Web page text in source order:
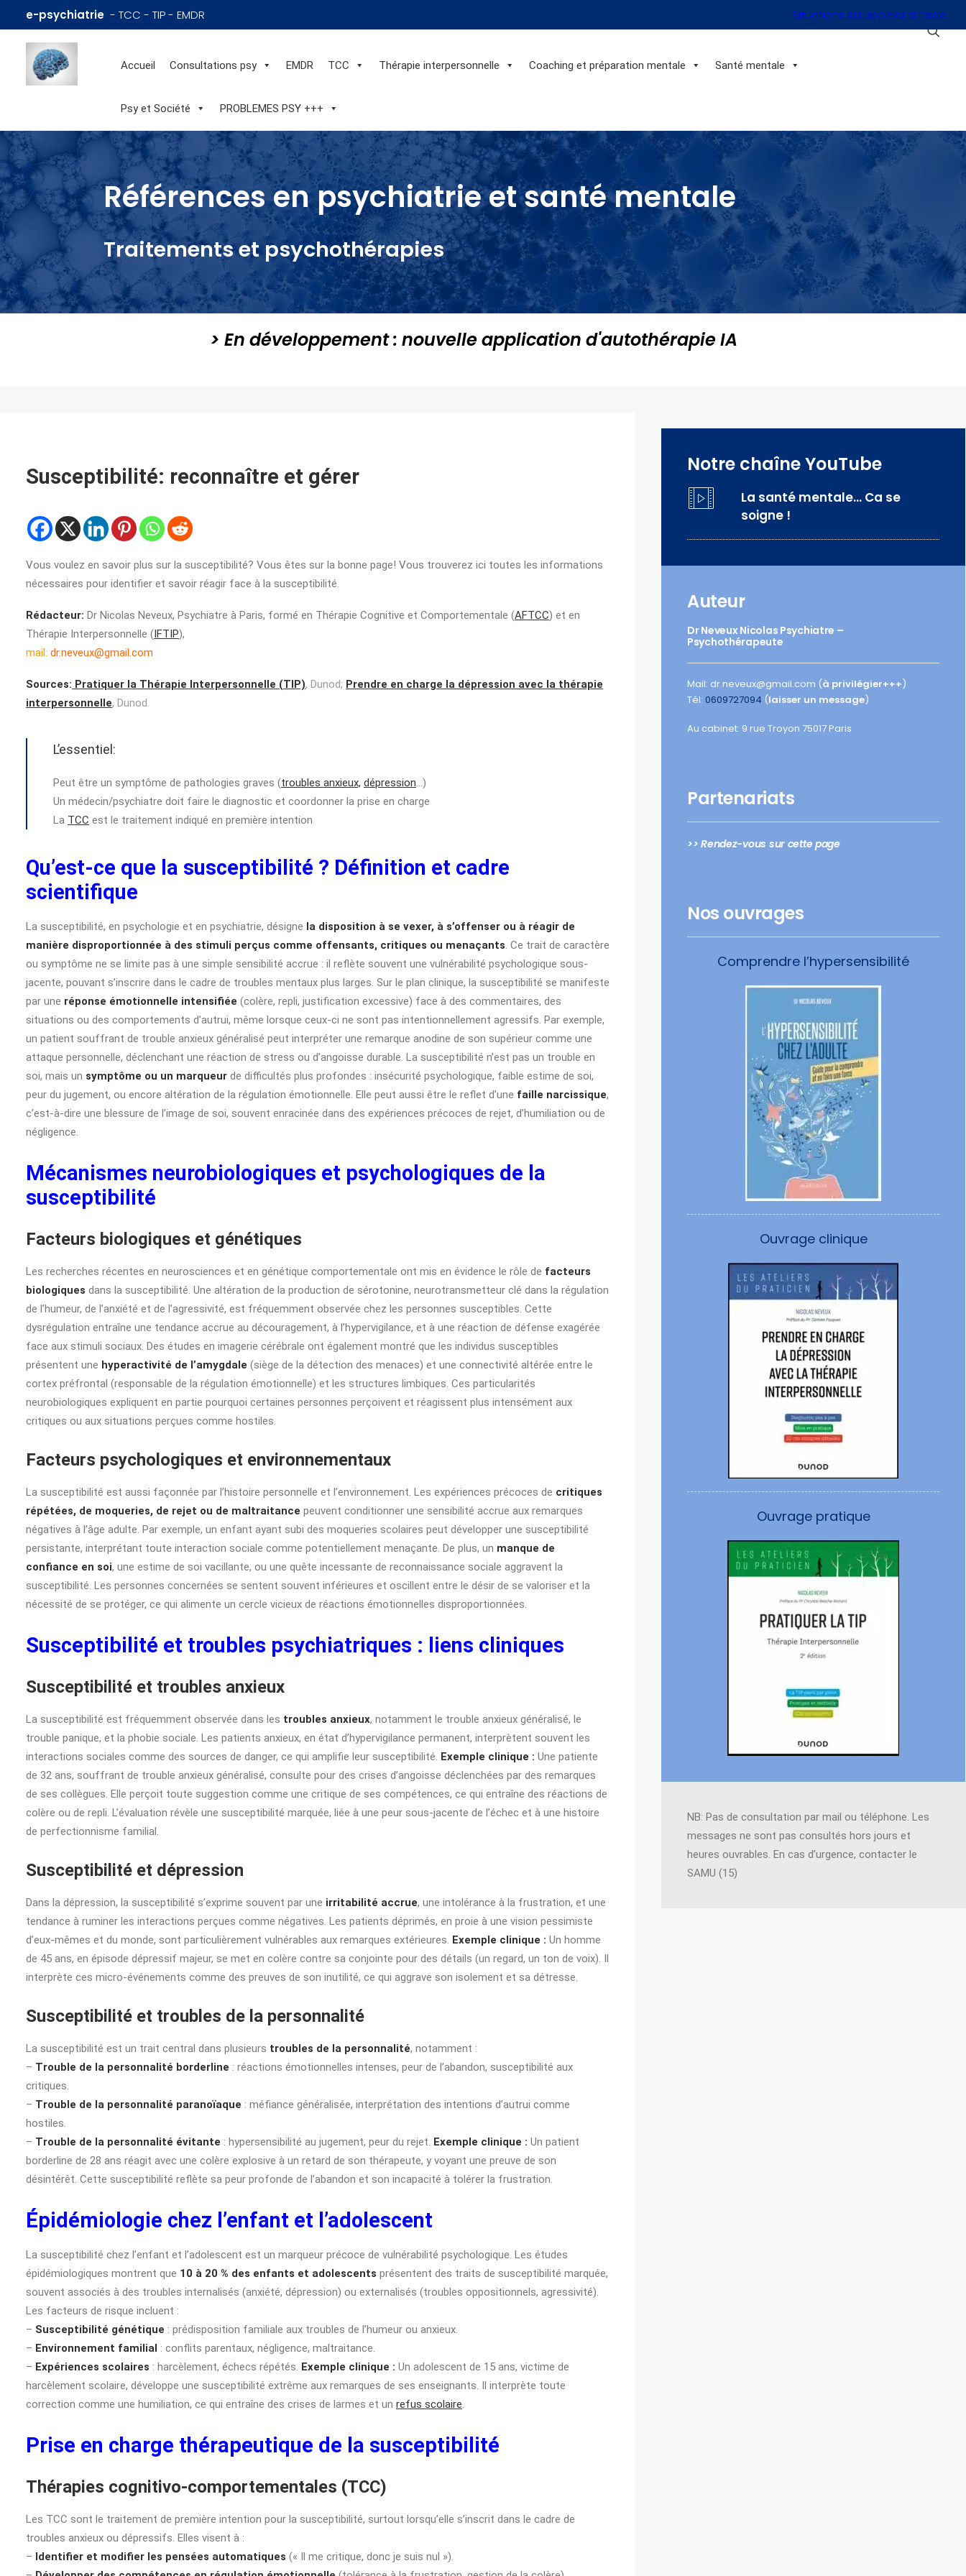
e-psychiatrie - TCC - TIP - EMDR Situations où appeler à l’aide
Accueil Consultations psy EMDR TCC Thérapie interpersonnelle Coaching et préparation mentale Santé mentale
Psy et Société PROBLEMES PSY +++
Références en psychiatrie et santé mentale
Traitements et psychothérapies
> En développement : nouvelle application d'autothérapie IA
Susceptibilité: reconnaître et gérer
Vous voulez en savoir plus sur la susceptibilité? Vous êtes sur la bonne page! Vous trouverez ici toutes les informations
nécessaires pour identifier et savoir réagir face à la susceptibilité.
Rédacteur: Dr Nicolas Neveux, Psychiatre à Paris, formé en Thérapie Cognitive et Comportementale (AFTCC) et en
Thérapie Interpersonnelle (IFTIP),
mail: dr.neveux@gmail.com
Sources: Pratiquer la Thérapie Interpersonnelle (TIP), Dunod; Prendre en charge la dépression avec la thérapie
interpersonnelle, Dunod.
L’essentiel:
Peut être un symptôme de pathologies graves (troubles anxieux, dépression…)
Un médecin/psychiatre doit faire le diagnostic et coordonner la prise en charge
La TCC est le traitement indiqué en première intention
Qu’est-ce que la susceptibilité ? Définition et cadre
scientifique
La susceptibilité, en psychologie et en psychiatrie, désigne la disposition à se vexer, à s’offenser ou à réagir de
manière disproportionnée à des stimuli perçus comme offensants, critiques ou menaçants. Ce trait de caractère
ou symptôme ne se limite pas à une simple sensibilité accrue : il reflète souvent une vulnérabilité psychologique sous-
jacente, pouvant s’inscrire dans le cadre de troubles mentaux plus larges. Sur le plan clinique, la susceptibilité se manifeste
par une réponse émotionnelle intensifiée (colère, repli, justification excessive) face à des commentaires, des
situations ou des comportements d’autrui, même lorsque ceux-ci ne sont pas intentionnellement agressifs. Par exemple,
un patient souffrant de trouble anxieux généralisé peut interpréter une remarque anodine de son supérieur comme une
attaque personnelle, déclenchant une réaction de stress ou d’angoisse durable. La susceptibilité n’est pas un trouble en
soi, mais un symptôme ou un marqueur de difficultés plus profondes : insécurité psychologique, faible estime de soi,
peur du jugement, ou encore altération de la régulation émotionnelle. Elle peut aussi être le reflet d’une faille narcissique,
c’est-à-dire une blessure de l’image de soi, souvent enracinée dans des expériences précoces de rejet, d’humiliation ou de
négligence.
Mécanismes neurobiologiques et psychologiques de la
susceptibilité
Facteurs biologiques et génétiques
Les recherches récentes en neurosciences et en génétique comportementale ont mis en évidence le rôle de facteurs
biologiques dans la susceptibilité. Une altération de la production de sérotonine, neurotransmetteur clé dans la régulation
de l’humeur, de l’anxiété et de l’agressivité, est fréquemment observée chez les personnes susceptibles. Cette
dysrégulation entraîne une tendance accrue au découragement, à l’hypervigilance, et à une réaction de défense exagérée
face aux stimuli sociaux. Des études en imagerie cérébrale ont également montré que les individus susceptibles
présentent une hyperactivité de l’amygdale (siège de la détection des menaces) et une connectivité altérée entre le
cortex préfrontal (responsable de la régulation émotionnelle) et les structures limbiques. Ces particularités
neurobiologiques expliquent en partie pourquoi certaines personnes perçoivent et réagissent plus intensément aux
critiques ou aux situations perçues comme hostiles.
Facteurs psychologiques et environnementaux
La susceptibilité est aussi façonnée par l’histoire personnelle et l’environnement. Les expériences précoces de critiques
répétées, de moqueries, de rejet ou de maltraitance peuvent conditionner une sensibilité accrue aux remarques
négatives à l’âge adulte. Par exemple, un enfant ayant subi des moqueries scolaires peut développer une susceptibilité
persistante, interprétant toute interaction sociale comme potentiellement menaçante. De plus, un manque de
confiance en soi, une estime de soi vacillante, ou une quête incessante de reconnaissance sociale aggravent la
susceptibilité. Les personnes concernées se sentent souvent inférieures et oscillent entre le désir de se valoriser et la
nécessité de se protéger, ce qui alimente un cercle vicieux de réactions émotionnelles disproportionnées.
Susceptibilité et troubles psychiatriques : liens cliniques
Susceptibilité et troubles anxieux
La susceptibilité est fréquemment observée dans les troubles anxieux, notamment le trouble anxieux généralisé, le
trouble panique, et la phobie sociale. Les patients anxieux, en état d’hypervigilance permanent, interprètent souvent les
interactions sociales comme des sources de danger, ce qui amplifie leur susceptibilité. Exemple clinique : Une patiente
de 32 ans, souffrant de trouble anxieux généralisé, consulte pour des crises d’angoisse déclenchées par des remarques
de ses collègues. Elle perçoit toute suggestion comme une critique de ses compétences, ce qui entraîne des réactions de
colère ou de repli. L’évaluation révèle une susceptibilité marquée, liée à une peur sous-jacente de l’échec et à une histoire
de perfectionnisme familial.
Susceptibilité et dépression
Dans la dépression, la susceptibilité s’exprime souvent par une irritabilité accrue, une intolérance à la frustration, et une
tendance à ruminer les interactions perçues comme négatives. Les patients déprimés, en proie à une vision pessimiste
d’eux-mêmes et du monde, sont particulièrement vulnérables aux remarques extérieures. Exemple clinique : Un homme
de 45 ans, en épisode dépressif majeur, se met en colère contre sa conjointe pour des détails (un regard, un ton de voix). Il
interprète ces micro-événements comme des preuves de son inutilité, ce qui aggrave son isolement et sa détresse.
Susceptibilité et troubles de la personnalité
La susceptibilité est un trait central dans plusieurs troubles de la personnalité, notamment :
– Trouble de la personnalité borderline : réactions émotionnelles intenses, peur de l’abandon, susceptibilité aux
critiques.
– Trouble de la personnalité paranoïaque : méfiance généralisée, interprétation des intentions d’autrui comme
hostiles.
– Trouble de la personnalité évitante : hypersensibilité au jugement, peur du rejet. Exemple clinique : Un patient
borderline de 28 ans réagit avec une colère explosive à un retard de son thérapeute, y voyant une preuve de son
désintérêt. Cette susceptibilité reflète sa peur profonde de l’abandon et son incapacité à tolérer la frustration.
Épidémiologie chez l’enfant et l’adolescent
La susceptibilité chez l’enfant et l’adolescent est un marqueur précoce de vulnérabilité psychologique. Les études
épidémiologiques montrent que 10 à 20 % des enfants et adolescents présentent des traits de susceptibilité marquée,
souvent associés à des troubles internalisés (anxiété, dépression) ou externalisés (troubles oppositionnels, agressivité).
Les facteurs de risque incluent :
– Susceptibilité génétique : prédisposition familiale aux troubles de l’humeur ou anxieux.
– Environnement familial : conflits parentaux, négligence, maltraitance.
– Expériences scolaires : harcèlement, échecs répétés. Exemple clinique : Un adolescent de 15 ans, victime de
harcèlement scolaire, développe une susceptibilité extrême aux remarques de ses enseignants. Il interprète toute
correction comme une humiliation, ce qui entraîne des crises de larmes et un refus scolaire.
Prise en charge thérapeutique de la susceptibilité
Thérapies cognitivo-comportementales (TCC)
Les TCC sont le traitement de première intention pour la susceptibilité, surtout lorsqu’elle s’inscrit dans le cadre de
troubles anxieux ou dépressifs. Elles visent à :
– Identifier et modifier les pensées automatiques (« Il me critique, donc je suis nul »).
Notre chaîne YouTube
La santé mentale… Ca se
soigne !
Auteur
Dr Neveux Nicolas Psychiatre –
Psychothérapeute
Mail: dr.neveux@gmail.com (à privilégier+++)
Tél: 0609727094 (laisser un message)
Au cabinet: 9 rue Troyon 75017 Paris
Partenariats
>> Rendez-vous sur cette page
Nos ouvrages
Comprendre l’hypersensibilité
Ouvrage clinique
Ouvrage pratique
NB: Pas de consultation par mail ou téléphone. Les
messages ne sont pas consultés hors jours et
heures ouvrables. En cas d’urgence, contacter le
SAMU (15)